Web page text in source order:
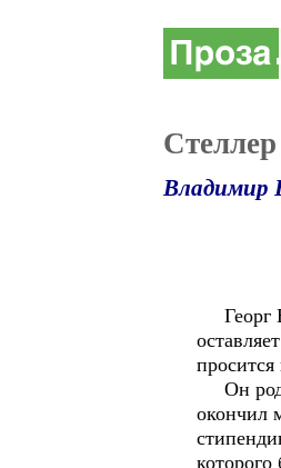
Владимир
Георг
Он
окончил